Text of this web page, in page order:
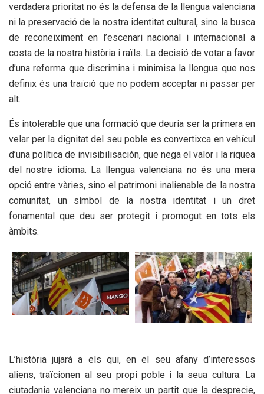
verdadera prioritat no és la defensa de la llengua valenciana
ni la preservació de la nostra identitat cultural, sino la busca
de reconeiximent en l’escenari nacional i internacional a
costa de la nostra història i raïls. La decisió de votar a favor
d’una reforma que discrimina i minimisa la llengua que nos
definix és una traïció que no podem acceptar ni passar per
alt.
És intolerable que una formació que deuria ser la primera en
velar per la dignitat del seu poble es convertixca en vehícul
d’una política de invisibilisación, que nega el valor i la riquea
del nostre idioma. La llengua valenciana no és una mera
opció entre vàries, sino el patrimoni inalienable de la nostra
comunitat, un símbol de la nostra identitat i un dret
fonamental que deu ser protegit i promogut en tots els
àmbits.
L’història jujarà a els qui, en el seu afany d’interessos
aliens, traïcionen al seu propi poble i la seua cultura. La
ciutadania valenciana no mereix un partit que la desprecie,